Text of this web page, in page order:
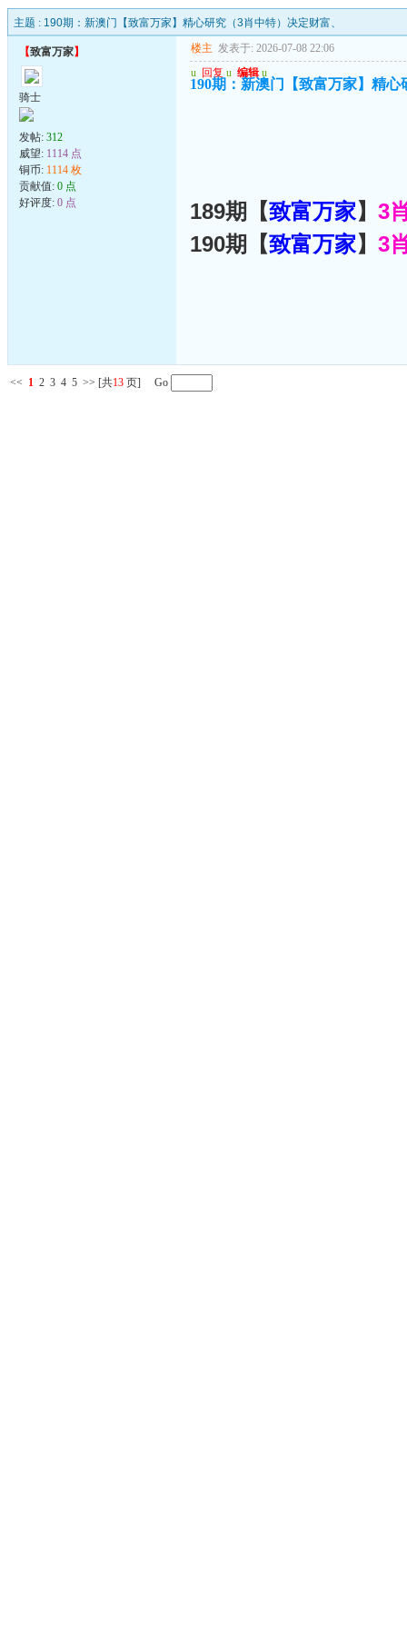
主题 : 190期：新澳门【致富万家】精心研究（3肖中特）决定财富、
【致富万家】
骑士
发帖: 312
威望: 1114 点
铜币: 1114 枚
贡献值: 0 点
好评度: 0 点
楼主 发表于: 2026-07-08 22:06
u 回复 u 编辑 u
190期：新澳门【致富万家】精
189期【致富万家】 3
190期【致富万家】 3
<< 1 2 3 4 5 >> [共13 页] Go